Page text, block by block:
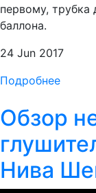
первому, трубка
баллона.
24 Jun 2017
Подробнее
Обзор
Нива